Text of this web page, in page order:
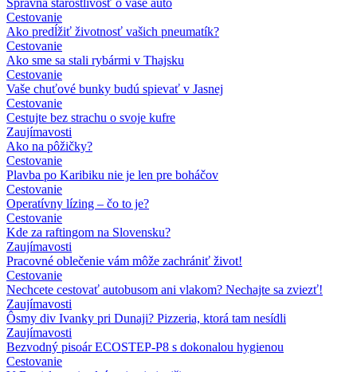
Správna starostlivosť o vaše auto
Cestovanie
Ako predĺžiť životnosť vašich pneumatík?
Cestovanie
Ako sme sa stali rybármi v Thajsku
Cestovanie
Vaše chuťové bunky budú spievať v Jasnej
Cestovanie
Cestujte bez strachu o svoje kufre
Zaujímavosti
Ako na pôžičky?
Cestovanie
Plavba po Karibiku nie je len pre boháčov
Cestovanie
Operatívny lízing – čo to je?
Cestovanie
Kde za raftingom na Slovensku?
Zaujímavosti
Pracovné oblečenie vám môže zachrániť život!
Cestovanie
Nechcete cestovať autobusom ani vlakom? Nechajte sa zviezť!
Zaujímavosti
Ôsmy div Ivanky pri Dunaji? Pizzeria, ktorá tam nesídli
Zaujímavosti
Bezvodný pisoár ECOSTEP-P8 s dokonalou hygienou
Cestovanie